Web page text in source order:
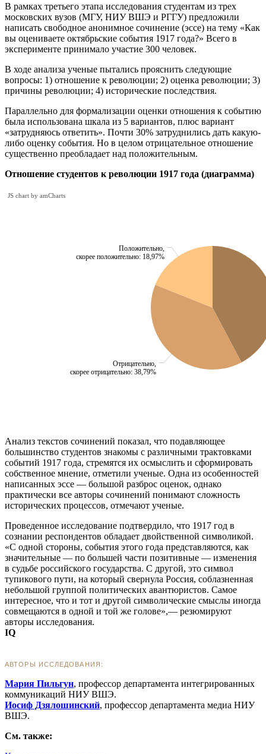
В рамках третьего этапа исследования студентам из трех
московских вузов (МГУ, НИУ ВШЭ и РГГУ) предложили
написать свободное анонимное сочинение (эссе) на тему «Как
вы оцениваете октябрьские события 1917 года?» Всего в
эксперименте принимало участие 300 человек.
В ходе анализа ученые пытались прояснить следующие
вопросы: 1) отношение к революции; 2) оценка революции; 3)
причины революции; 4) исторические последствия.
Параллельно для формализации оценки отношения к событию
была использована шкала из 5 вариантов, плюс вариант
«затрудняюсь ответить». Почти 30% затруднились дать какую-
либо оценку события. Но в целом отрицательное отношение
существенно преобладает над положительным.
Отношение студентов к революции 1917 года (диаграмма)
Отрицательно,
скорее отрицательно: 38,79%
Положительно,
скорее положительно: 18,97%
JS chart by amCharts
Анализ текстов сочинений показал, что подавляющее
большинство студентов знакомы с различными трактовками
событий 1917 года, стремятся их осмыслить и сформировать
собственное мнение, отметили ученые. Одна из особенностей
написанных эссе — большой разброс оценок, однако
практически все авторы сочинений понимают сложность
исторических процессов, отмечают ученые.
Проведенное исследование подтвердило, что 1917 год в
сознании респондентов обладает двойственной символикой.
«С одной стороны, события этого года представляются, как
значительные — по большей части позитивные — изменения
в судьбе российского государства. С другой, это символ
тупикового пути, на который свернула Россия, соблазненная
небольшой группой политических авантюристов. Самое
интересное, что и тот и другой символические смыслы иногда
совмещаются в одной и той же голове»,— резюмируют
авторы исследования.
IQ
АВТОРЫ ИССЛЕДОВАНИЯ:
Мария Пильгун, профессор департамента интегрированных
коммуникаций НИУ ВШЭ.
Иосиф Дзялошинский, профессор департамента медиа НИУ
ВШЭ.
См. также: